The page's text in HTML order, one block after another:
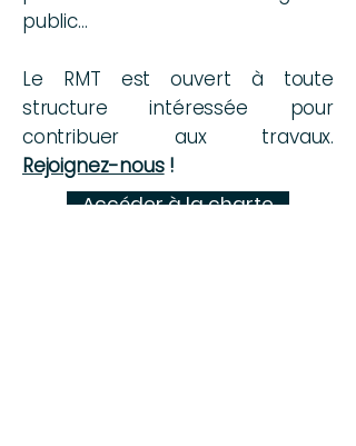
public…
Le RMT est ouvert à toute
structure intéressée pour
contribuer aux travaux.
Rejoignez-nous!
Accéder à la charte